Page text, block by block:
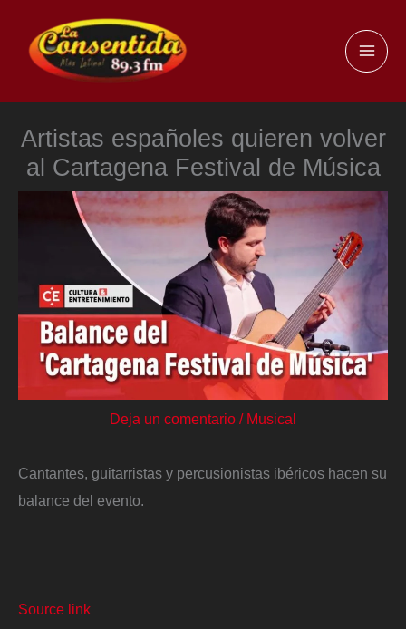
contenido
Artistas españoles quieren volver
al Cartagena Festival de Música
Deja un comentario / Musical
Cantantes, guitarristas y percusionistas ibéricos hacen su
balance del evento.
Source link